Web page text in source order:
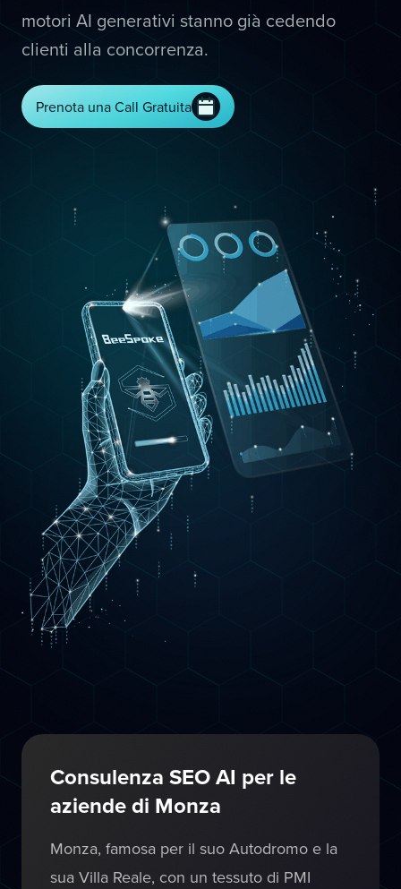
motori AI generativi stanno già cedendo
clienti alla concorrenza.
Prenota una Call Gratuita
Consulenza SEO AI per le
aziende di Monza
Monza, famosa per il suo Autodromo e la
sua Villa Reale, con un tessuto di PMI